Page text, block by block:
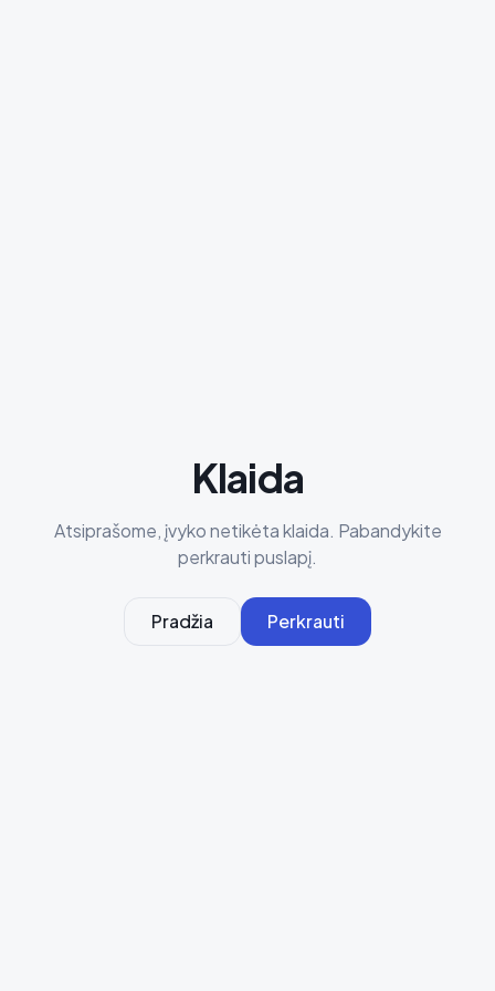
Klaida
Atsiprašome, įvyko netikėta klaida. Pabandykite
perkrauti puslapį.
Pradžia Perkrauti